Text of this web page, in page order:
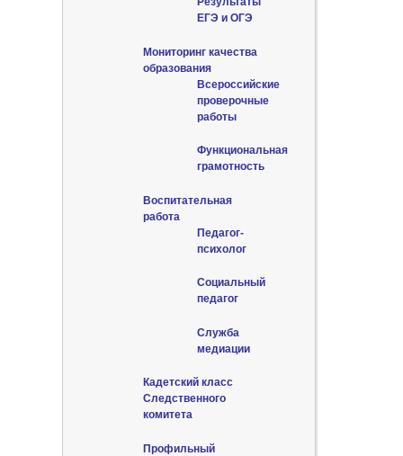
ЕГЭ и ОГЭ
Мониторинг качества
образования
Всероссийские
проверочные
работы
Функциональная
грамотность
Воспитательная
работа
Педагог-
психолог
Социальный
педагог
Служба
медиации
Кадетский класс
Следственного
комитета
Профильный